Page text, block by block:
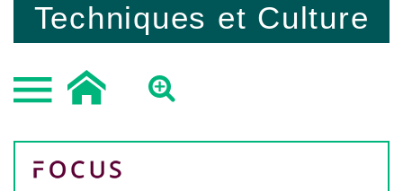
Techniques et Culture